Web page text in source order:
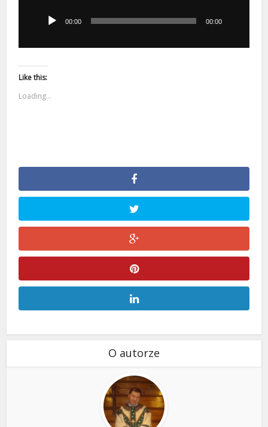
dźwiękowych00:00 00:00
Like this:
Loading...
O autorze